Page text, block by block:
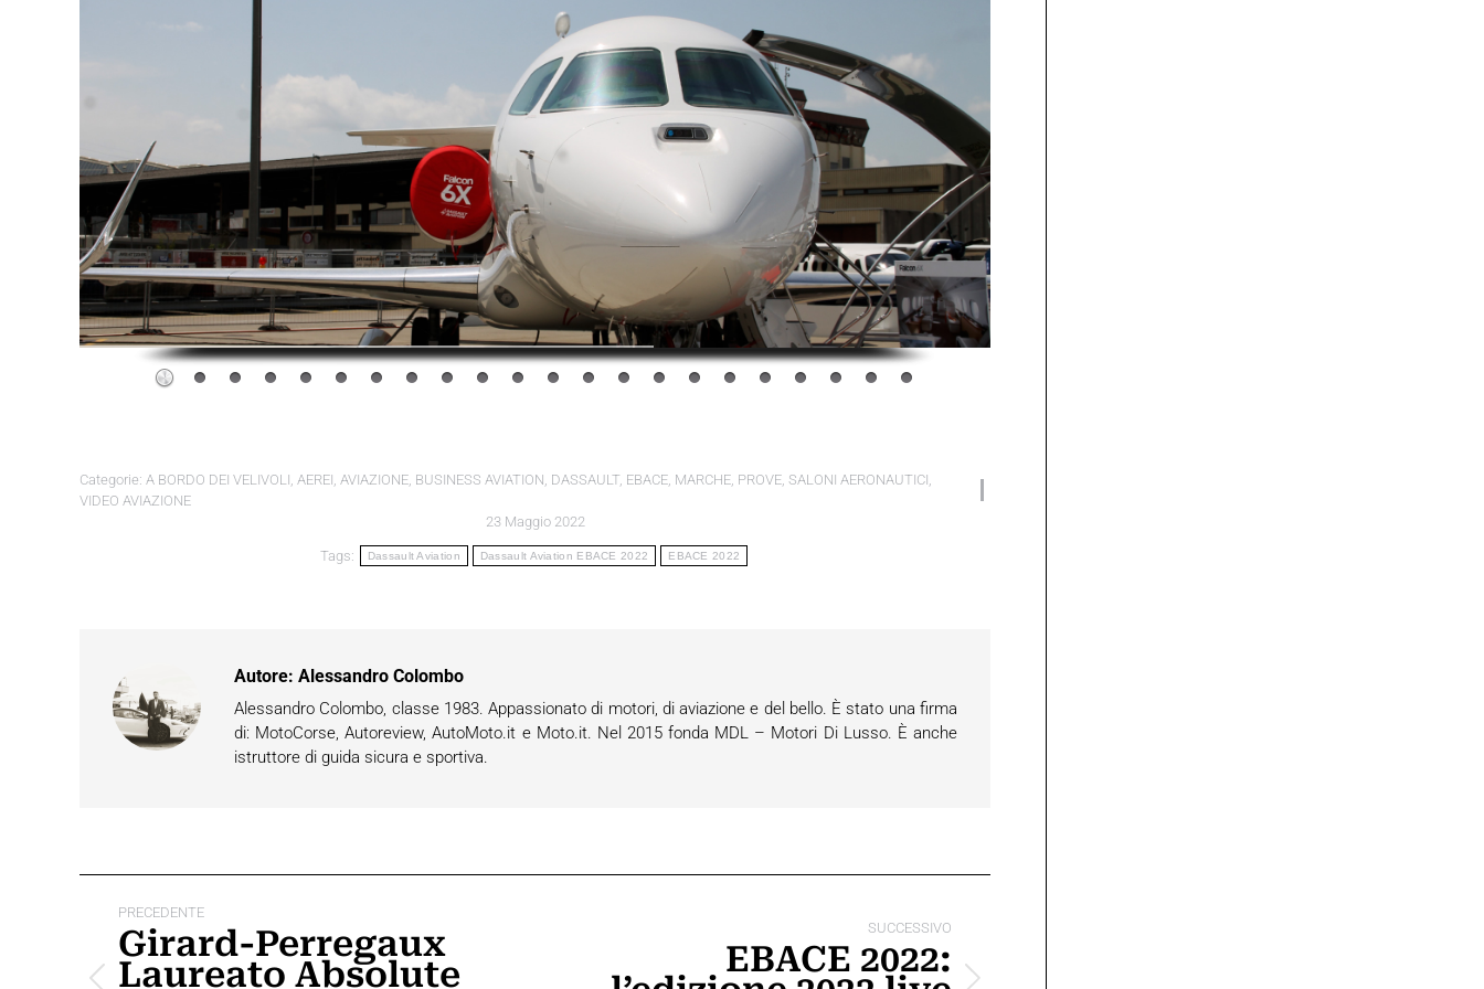
Categorie: A BORDO DEI VELIVOLI, AEREI, AVIAZIONE, BUSINESS AVIATION, DASSAULT, EBACE, MARCHE, PROVE, SALONI AERONAUTICI,
VIDEO AVIAZIONE
23 Maggio 2022
Tags: Dassault Aviation Dassault Aviation EBACE 2022 EBACE 2022
Autore: Alessandro Colombo
Alessandro Colombo, classe 1983. Appassionato di motori, di aviazione e del bello. È stato una firma
di: MotoCorse, Autoreview, AutoMoto.it e Moto.it. Nel 2015 fonda MDL – Motori Di Lusso. È anche
istruttore di guida sicura e sportiva.
PRECEDENTE
Girard-Perregaux
Laureato Absolute
SUCCESSIVO
EBACE 2022: